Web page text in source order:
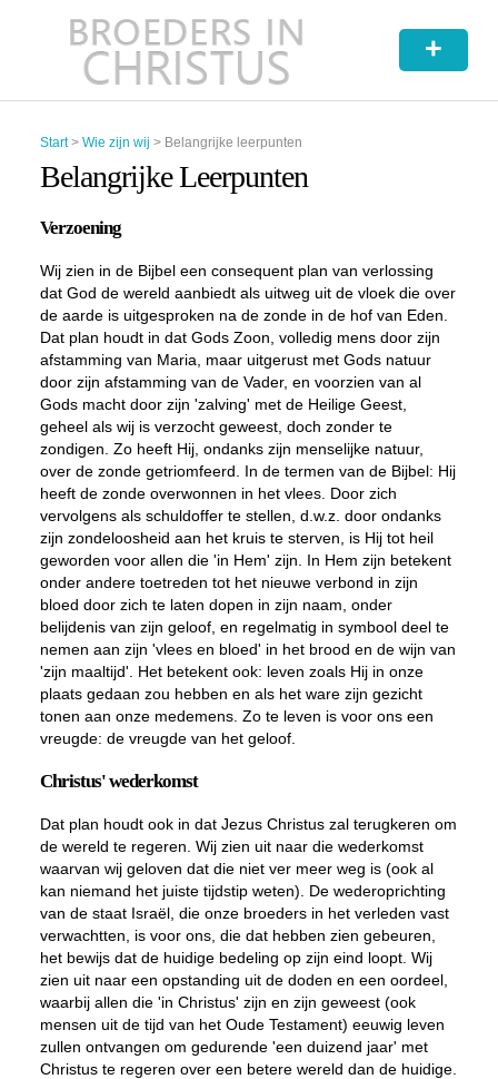
+
Start> Wie zijn wij > Belangrijke leerpunten
Belangrijke Leerpunten
Verzoening
Wij zien in de Bijbel een consequent plan van verlossing
dat God de wereld aanbiedt als uitweg uit de vloek die over
de aarde is uitgesproken na de zonde in de hof van Eden.
Dat plan houdt in dat Gods Zoon, volledig mens door zijn
afstamming van Maria, maar uitgerust met Gods natuur
door zijn afstamming van de Vader, en voorzien van al
Gods macht door zijn 'zalving' met de Heilige Geest,
geheel als wij is verzocht geweest, doch zonder te
zondigen. Zo heeft Hij, ondanks zijn menselijke natuur,
over de zonde getriomfeerd. In de termen van de Bijbel: Hij
heeft de zonde overwonnen in het vlees. Door zich
vervolgens als schuldoffer te stellen, d.w.z. door ondanks
zijn zondeloosheid aan het kruis te sterven, is Hij tot heil
geworden voor allen die 'in Hem' zijn. In Hem zijn betekent
onder andere toetreden tot het nieuwe verbond in zijn
bloed door zich te laten dopen in zijn naam, onder
belijdenis van zijn geloof, en regelmatig in symbool deel te
nemen aan zijn 'vlees en bloed' in het brood en de wijn van
'zijn maaltijd'. Het betekent ook: leven zoals Hij in onze
plaats gedaan zou hebben en als het ware zijn gezicht
tonen aan onze medemens. Zo te leven is voor ons een
vreugde: de vreugde van het geloof.
Christus' wederkomst
Dat plan houdt ook in dat Jezus Christus zal terugkeren om
de wereld te regeren. Wij zien uit naar die wederkomst
waarvan wij geloven dat die niet ver meer weg is (ook al
kan niemand het juiste tijdstip weten). De wederoprichting
van de staat Israël, die onze broeders in het verleden vast
verwachtten, is voor ons, die dat hebben zien gebeuren,
het bewijs dat de huidige bedeling op zijn eind loopt. Wij
zien uit naar een opstanding uit de doden en een oordeel,
waarbij allen die 'in Christus' zijn en zijn geweest (ook
mensen uit de tijd van het Oude Testament) eeuwig leven
zullen ontvangen om gedurende 'een duizend jaar' met
Christus te regeren over een betere wereld dan de huidige.